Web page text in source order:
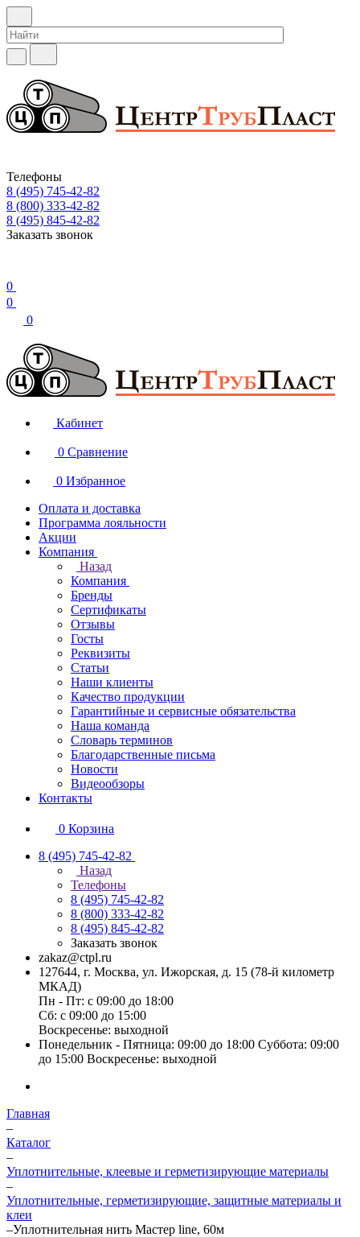
Телефоны
8 (495) 745-42-82
8 (800) 333-42-82
8 (495) 845-42-82
Заказать звонок
0
0
0
Кабинет
0 Сравнение
0 Избранное
Оплата и доставка
Программа лояльности
Акции
Компания
Назад
Компания
Бренды
Сертификаты
Отзывы
Госты
Реквизиты
Статьи
Наши клиенты
Качество продукции
Гарантийные и сервисные обязательства
Наша команда
Словарь терминов
Благодарственные письма
Новости
Видеообзоры
Контакты
0 Корзина
8 (495) 745-42-82
Назад
Телефоны
8 (495) 745-42-82
8 (800) 333-42-82
8 (495) 845-42-82
Заказать звонок
zakaz@ctpl.ru
127644, г. Москва, ул. Ижорская, д. 15 (78-й километр
МКАД)
Пн - Пт: с 09:00 до 18:00
Сб: с 09:00 до 15:00
Воскресенье: выходной
Понедельник - Пятница: 09:00 до 18:00 Суббота: 09:00
до 15:00 Воскресенье: выходной
Главная
–
Каталог
–
Уплотнительные, клеевые и герметизирующие материалы
–
Уплотнительные, герметизирующие, защитные материалы и
клеи
–Уплотнительная нить Мастер line, 60м